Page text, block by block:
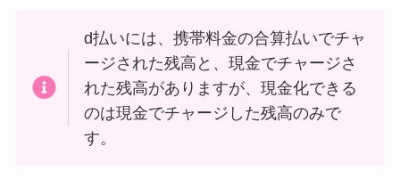
d払いには、携帯料金の合算払いでチャ
ージされた残高と、現金でチャージさ
れた残高がありますが、現金化できる
のは現金でチャージした残高のみで
す。